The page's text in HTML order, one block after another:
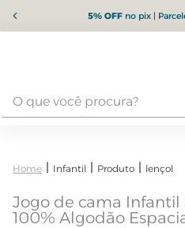
5% OFFno pix |
Infantil Produto lençol
Jogo de cama Infantil
100% Algodão